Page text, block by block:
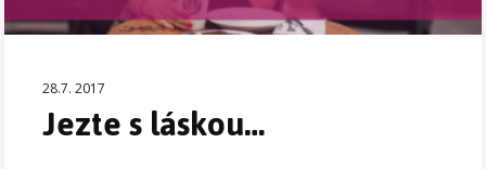
28.7. 2017
Jezte s láskou…